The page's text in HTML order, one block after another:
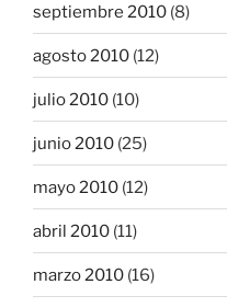
septiembre 2010 (8)
agosto 2010 (12)
julio 2010 (10)
junio 2010 (25)
mayo 2010 (12)
abril 2010 (11)
marzo 2010 (16)